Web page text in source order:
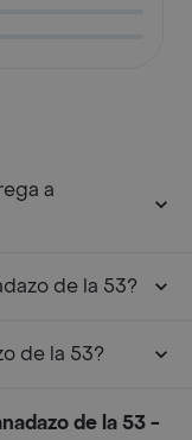
a
de la 53?
de la 53?
de la 53 -